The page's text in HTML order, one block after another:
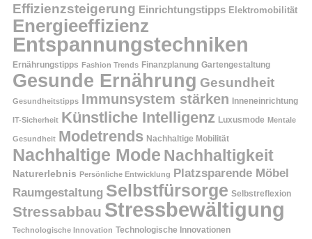
Effizienzsteigerung Einrichtungstipps Elektromobilität
Energieeffizienz
Entspannungstechniken
Ernährungstipps Fashion Trends Finanzplanung Gartengestaltung
Gesunde Ernährung Gesundheit
Gesundheitstipps Immunsystem stärken Inneneinrichtung
IT-Sicherheit Künstliche Intelligenz Luxusmode Mentale
Gesundheit Modetrends Nachhaltige Mobilität
Nachhaltige Mode Nachhaltigkeit
Naturerlebnis Persönliche Entwicklung Platzsparende Möbel
Raumgestaltung Selbstfürsorge Selbstreflexion
Stressabbau Stressbewältigung
Technologische Innovation Technologische Innovationen